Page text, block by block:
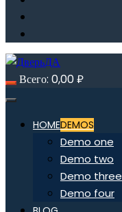
Всего: 0,00₽
HOMEDEMOS
Demo one
Demo two
Demo three
Demo four